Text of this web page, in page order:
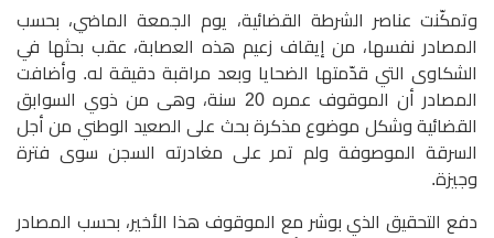
وتمكّنت عناصر الشرطة القضائية، يوم الجمعة الماضي، بحسب
المصادر نفسها، من إيقاف زعيم هذه العصابة، عقب بحثها في
الشكاوى التي قدّمتها الضحايا وبعد مراقبة دقيقة له. وأضافت
المصادر أن الموقوف عمره 20 سنة، وهى من ذوي السوابق
القضائية وشكل موضوع مذكرة بحث على الصعيد الوطني من أجل
السرقة الموصوفة ولم تمر على مغادرته السجن سوى فترة
وجيزة.
دفع التحقيق الذي بوشر مع الموقوف هذا الأخير، بحسب المصادر